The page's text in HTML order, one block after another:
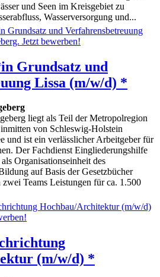
und Seen im Kreisgebiet zu
Wasserversorgung und...
Grundsatz und
Lissa (m/w/d) *
liegt als Teil der Metropolregion
von Schleswig-Holstein
und ist ein verlässlicher Arbeitgeber für
Der Fachdienst Eingliederungshilfe
Organisationseinheit des
auf Basis der Gesetzbücher
Teams Leistungen für ca. 1.500
(m/w/d) *